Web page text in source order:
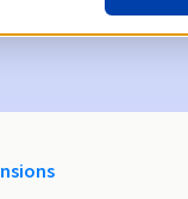
de la suppression du